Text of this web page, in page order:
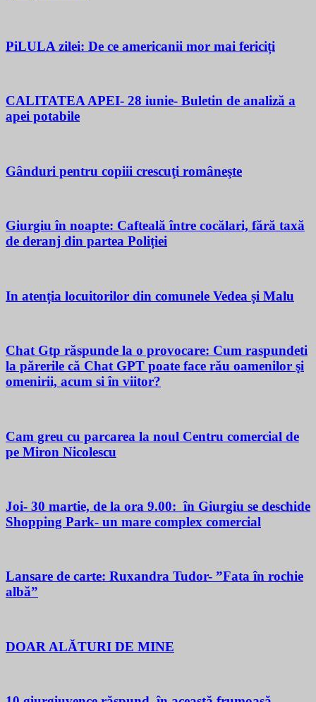
PiLULA zilei: De ce americanii mor mai fericiți
CALITATEA APEI- 28 iunie- Buletin de analiză a
apei potabile
Gânduri pentru copiii crescuţi româneşte
Giurgiu în noapte: Cafteală între cocălari, fără taxă
de deranj din partea Poliției
In atenția locuitorilor din comunele Vedea și Malu
Chat Gtp răspunde la o provocare: Cum raspundeti
la părerile că Chat GPT poate face rău oamenilor şi
omenirii, acum si în viitor?
Cam greu cu parcarea la noul Centru comercial de
pe Miron Nicolescu
Joi- 30 martie, de la ora 9.00: în Giurgiu se deschide
Shopping Park- un mare complex comercial
Lansare de carte: Ruxandra Tudor- ”Fata în rochie
albă”
DOAR ALĂTURI DE MINE